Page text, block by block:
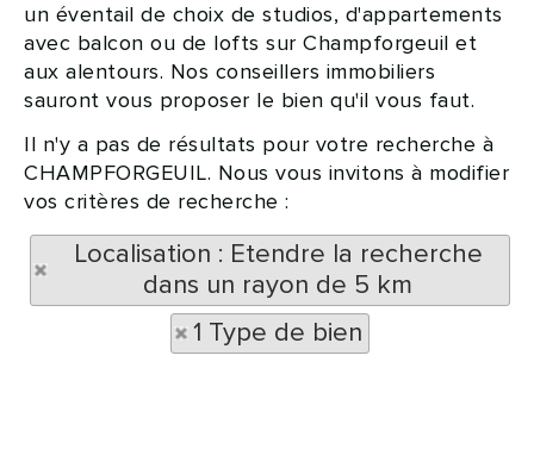
un éventail de choix de studios, d'appartements
avec balcon ou de lofts sur Champforgeuil et
aux alentours. Nos conseillers immobiliers
sauront vous proposer le bien qu'il vous faut.
Il n'y a pas de résultats pour votre recherche à
CHAMPFORGEUIL. Nous vous invitons à modifier
vos critères de recherche :
Localisation : Etendre la recherche
dans un rayon de 5 km
1 Type de bien